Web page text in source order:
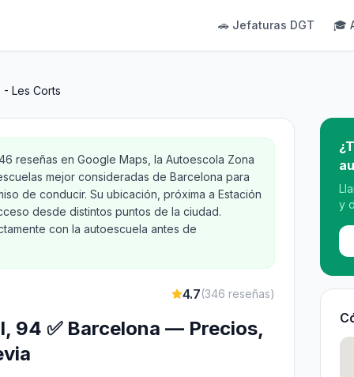
🚗 Jefaturas DGT 🎓
- Les Corts
reseñas en Google Maps, la Autoescola Zona
mejor consideradas de Barcelona para
de conducir. Su ubicación, próxima a Estación
desde distintos puntos de la ciudad.
con la autoescuela antes de
4.7(346 reseñas)
94 ✅ Barcelona — Precios,
y